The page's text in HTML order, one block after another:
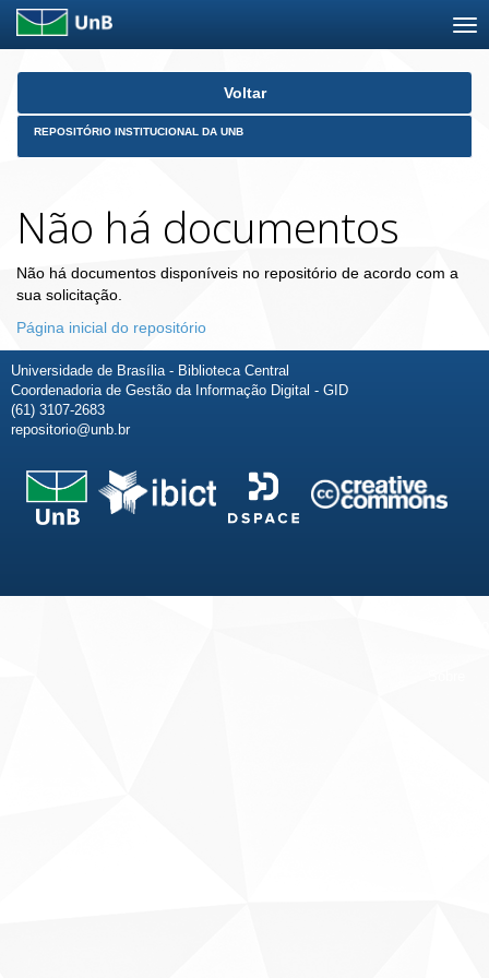
Skip
Voltar
REPOSITÓRIO INSTITUCIONAL DA UNB
Não há documentos
Não há documentos disponíveis no repositório de acordo com a
sua solicitação.
Página inicial do repositório
Universidade de Brasília - Biblioteca Central
Coordenadoria de Gestão da Informação Digital - GID
(61) 3107-2683
repositorio@unb.br